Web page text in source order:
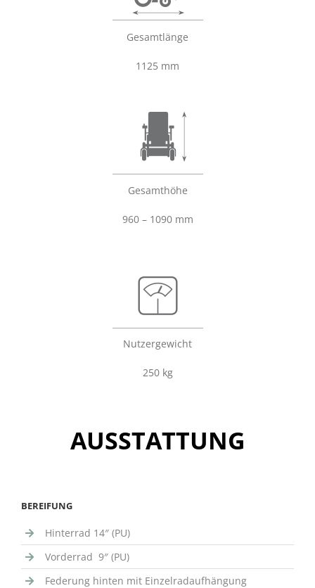
Gesamtlänge
1125 mm
Gesamthöhe
960 – 1090 mm
Nutzergewicht
250 kg
AUSSTATTUNG
BEREIFUNG
Hinterrad 14″ (PU)
Vorderrad 9″ (PU)
Federung hinten mit Einzelradaufhängung